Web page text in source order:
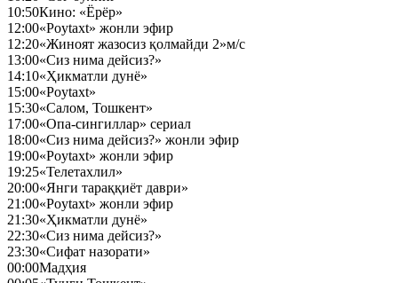
10:50Кино: «Ёрёр»
12:00«Poytaxt» жонли эфир
12:20«Жиноят жазосиз қолмайди 2»м/с
13:00«Сиз нима дейсиз?»
14:10«Ҳикматли дунё»
15:00«Poytaxt»
15:30«Салом, Тошкент»
17:00«Опа-сингиллар» сериал
18:00«Сиз нима дейсиз?» жонли эфир
19:00«Poytaxt» жонли эфир
19:25«Телетахлил»
20:00«Янги тараққиёт даври»
21:00«Poytaxt» жонли эфир
21:30«Ҳикматли дунё»
22:30«Сиз нима дейсиз?»
23:30«Сифат назорати»
00:00Мадҳия